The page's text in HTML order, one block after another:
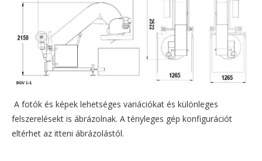
A fotók és képek lehetséges variációkat és különleges
felszerelésekt is ábrázolnak. A tényleges gép konfigurációt
eltérhet az itteni ábrázolástól.